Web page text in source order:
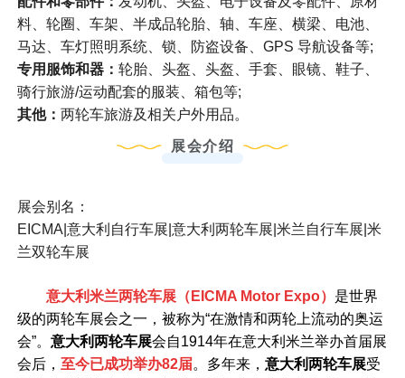
料、轮圈、车架、半成品轮胎、轴、车座、横梁、电池、
马达、车灯照明系统、锁、防盗设备、GPS 导航设备等;
专用服饰和器： 轮胎、头盔、头盔、手套、眼镜、鞋子、
骑行旅游/运动配套的服装、箱包等;
其他： 两轮车旅游及相关户外用品。
展会介绍
展会别名：
EICMA|意大利自行车展|意大利两轮车展|米兰自行车展|米
兰双轮车展
意大利米兰两轮车展（EICMA Motor Expo） 是世界
级的两轮车展会之一，被称为“在激情和两轮上流动的奥运
会”。 意大利两轮车展会自1914年在意大利米兰举办首届展
会后， 至今已成功举办82届。多年来， 意大利两轮车展受